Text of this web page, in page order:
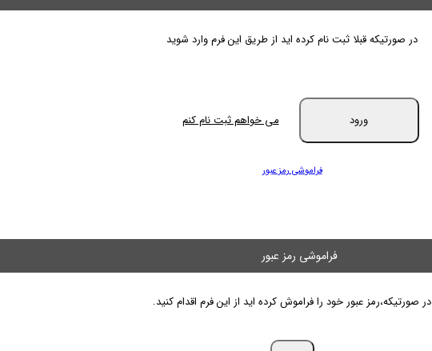
در صورتیکه قبلا ثبت نام کرده اید از طریق این فرم وارد شوید
ورود می خواهم ثبت نام کنم
فراموشی رمز عبور
فراموشی رمز عبور
در صورتیکه،رمز عبور خود را فراموش کرده اید از این فرم اقدام کنید.